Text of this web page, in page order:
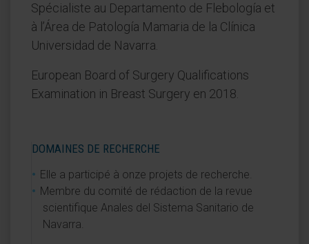
Spécialiste au Departamento de Flebología et
à l’Área de Patología Mamaria de la Clínica
Universidad de Navarra.
European Board of Surgery Qualifications
Examination in Breast Surgery en 2018.
DOMAINES DE RECHERCHE
Elle a participé à onze projets de recherche.
Membre du comité de rédaction de la revue
scientifique Anales del Sistema Sanitario de
Navarra.